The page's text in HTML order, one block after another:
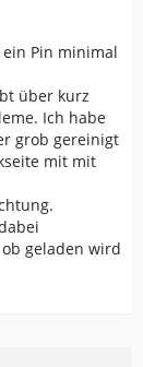
Pin minimal
über kurz
Ich habe
grob gereinigt
mit mit
geladen wird